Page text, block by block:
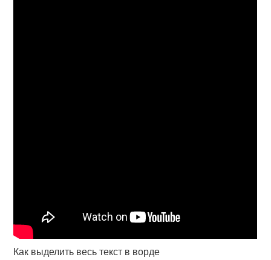
Как выделить весь текст в ворде